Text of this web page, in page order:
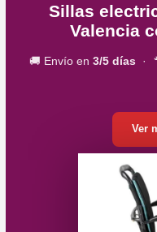
Sillas
Valencia
🚚 Envío en 3/5 días ·
Ver